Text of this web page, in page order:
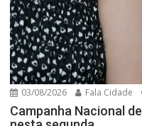
03/08/2026 Fala Cidade
Campanha Nacional